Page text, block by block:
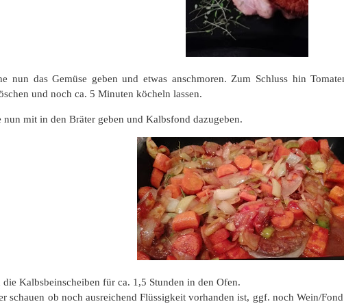
nun das Gemüse geben und etwas anschmoren. Zum Schluss hin
und noch ca. 5 Minuten köcheln lassen.
nun mit in den Bräter geben und Kalbsfond dazugeben.
die Kalbsbeinscheiben für ca. 1,5 Stunden in den Ofen.
schauen ob noch ausreichend Flüssigkeit vorhanden ist, ggf. noch Wein/